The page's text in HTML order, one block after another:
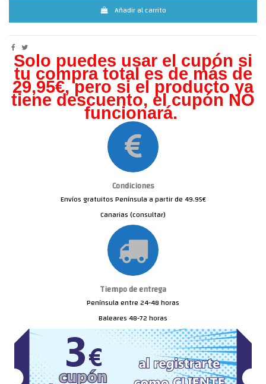
Añadir al carrito
Solo puedes usar el cupón si
tu compra total es de más de
29,95€, pero si el producto ya
tiene descuento, el cupón NO
funcionará.
Condiciones
Envíos gratuitos Península a partir de 49.95€
Canarias (consultar)
Tiempo de entrega
Península entre 24-48 horas
Baleares 48-72 horas